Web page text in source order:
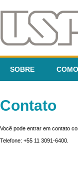
SOBRE
Contato
Você pode entrar em contato
Telefone: +55 11 3091-6400.